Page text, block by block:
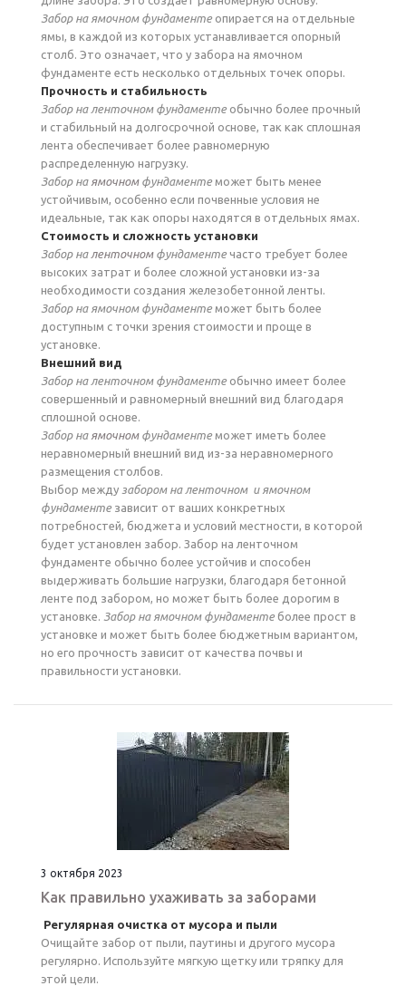
Забор на ямочном фундаменте опирается на отдельные
ямы, в каждой из которых устанавливается опорный
столб. Это означает, что у забора на ямочном
фундаменте есть несколько отдельных точек опоры.
Прочность и стабильность
Забор на ленточном фундаменте обычно более прочный
и стабильный на долгосрочной основе, так как сплошная
лента обеспечивает более равномерную
распределенную нагрузку.
Забор на ямочномфундаменте может быть менее
устойчивым, особенно если почвенные условия не
идеальные, так как опоры находятся в отдельных ямах.
Стоимость и сложность установки
Забор на ленточномфундаменте часто требует более
высоких затрат и более сложной установки из-за
необходимости создания железобетонной ленты.
Забор на ямочном фундаменте может быть более
доступным с точки зрения стоимости и проще в
установке.
Внешний вид
Забор на ленточном фундаменте обычно имеет более
совершенный и равномерный внешний вид благодаря
сплошной основе.
Забор на ямочномфундаменте может иметь более
неравномерный внешний вид из-за неравномерного
размещения столбов.
Выбор между забором на ленточном и ямочном
фундаменте зависит от ваших конкретных
потребностей, бюджета и условий местности, в которой
будет установлен забор. Забор на ленточном
фундаменте обычно более устойчив и способен
выдерживать большие нагрузки, благодаря бетонной
ленте под забором, но может быть более дорогим в
установке. Забор на ямочном фундаменте более прост в
установке и может быть более бюджетным вариантом,
но его прочность зависит от качества почвы и
правильности установки.
3 октября 2023
Как правильно ухаживать за заборами
Регулярная очистка от мусора и пыли
Очищайте забор от пыли, паутины и другого мусора
регулярно. Используйте мягкую щетку или тряпку для
этой цели.